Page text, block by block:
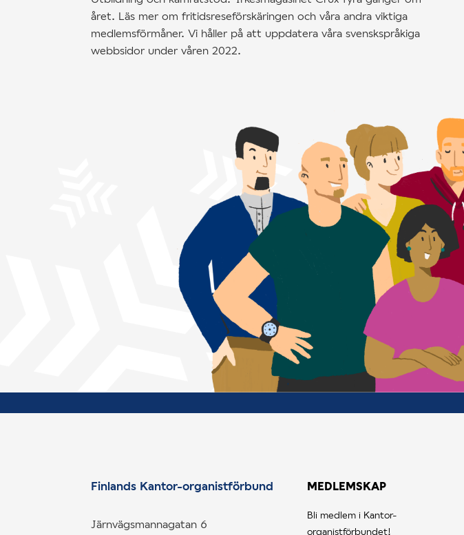
året. Läs mer om fritidsreseförskäringen och våra andra viktiga
medlemsförmåner. Vi håller på att uppdatera våra svenskspråkiga
webbsidor under våren 2022.
Finlands Kantor-organistförbund
Järnvägsmannagatan 6
MEDLEMSKAP
Bli medlem i Kantor-
organistförbundet!